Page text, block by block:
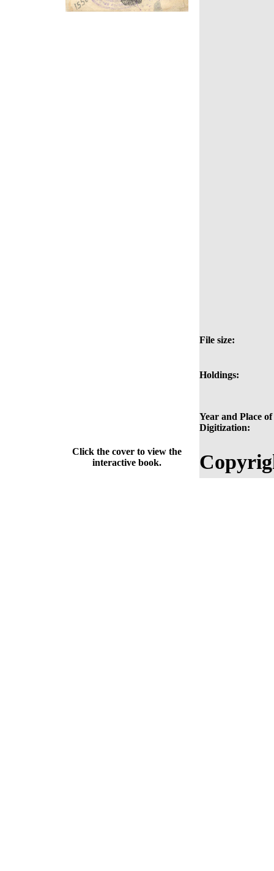
File size:
Holdings:
Year and Place of
Digitization:
Click the cover to view the
interactive book.